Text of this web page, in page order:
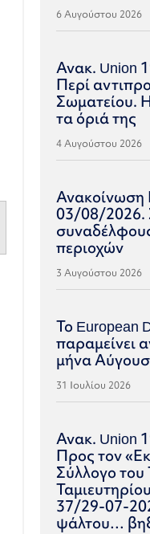
6 Αυγούστου 2026
Ανακ. Union
Περί
Σωματείου.
τα όριά της
4 Αυγούστου 2026
Ανακοίνωση
03/08/2026.
περιοχών
3 Αυγούστου 2026
Το European
παραμείνει
μήνα
31 Ιουλίου 2026
Ανακ. Union
Προς τον
Σύλλογο
37/29-07-
ψάλτου…